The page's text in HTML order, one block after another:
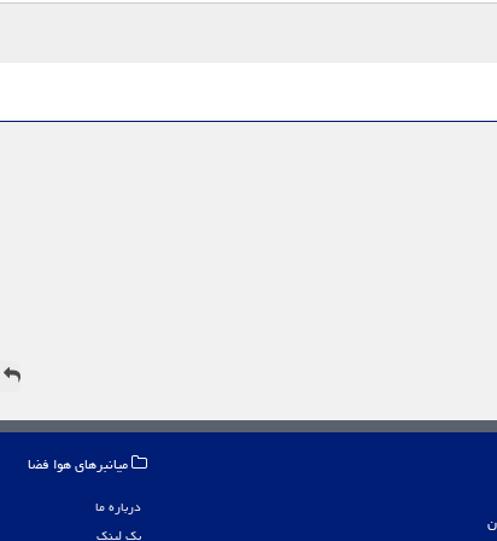
میانبرهای هوا فضا
درباره ما